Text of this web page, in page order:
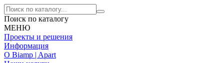
Поиск по каталогу
МЕНЮ
Проекты и решения
Информация
О Biamp | Apart